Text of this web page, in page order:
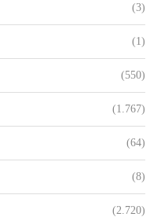
(3)
(1)
(550)
(1.767)
(64)
(8)
(2.720)